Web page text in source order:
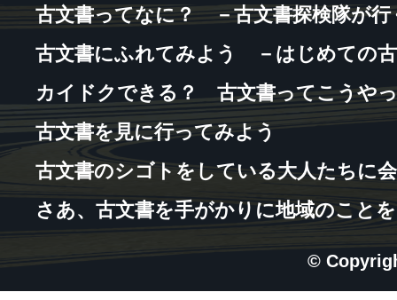
古文書ってなに？ －古文書探検隊が行
古文書にふれてみよう －はじめての
カイドクできる？ 古文書ってこうや
古文書を見に行ってみよう
古文書のシゴトをしている大人たちに
さあ、古文書を手がかりに地域のこと
©